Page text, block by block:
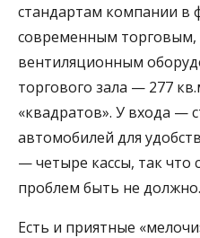
стандартам компании в
современным
вентиляционным
торгового зала — 277
«квадратов». У входа —
автомобилей для
— четыре кассы, так что
проблем быть не должно.
Есть и приятные